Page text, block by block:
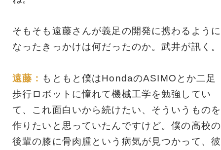
そもそも遠藤さんが義足の開発に携わるように
なったきっかけは何だったのか。武井が訊く。
遠藤： もともと僕はHondaのASIMOとか二足
歩行ロボットに憧れて機械工学を勉強してい
て、これ面白いから続けたい、そういうものを
作りたいと思っていたんですけど。僕の高校の
後輩の膝に骨肉腫という病気が見つかって、彼